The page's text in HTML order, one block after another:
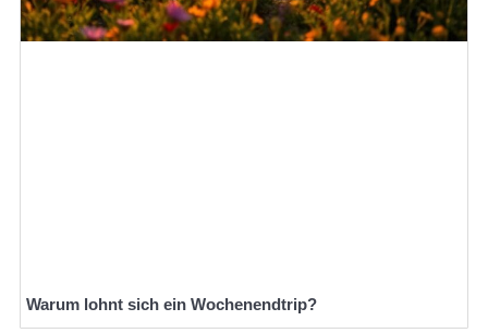
Warum lohnt sich ein Wochenendtrip?